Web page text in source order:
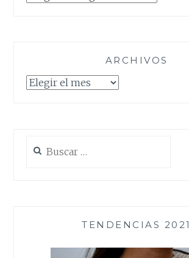
ARCHIVOS
Archivos
TENDENCIAS 2021